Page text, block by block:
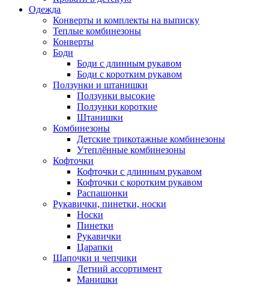
Одежда
Конверты и комплекты на выписку
Теплые комбинезоны
Конверты
Боди
Боди с длинным рукавом
Боди с коротким рукавом
Ползунки и штанишки
Ползунки высокие
Ползунки короткие
Штанишки
Комбинезоны
Детские трикотажные комбинезоны
Утеплённые комбинезоны
Кофточки
Кофточки с длинным рукавом
Кофточки с коротким рукавом
Распашонки
Рукавички, пинетки, носки
Носки
Пинетки
Рукавички
Царапки
Шапочки и чепчики
Летний ассортимент
Манишки